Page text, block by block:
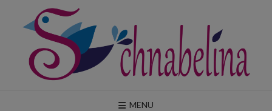
content
MENU